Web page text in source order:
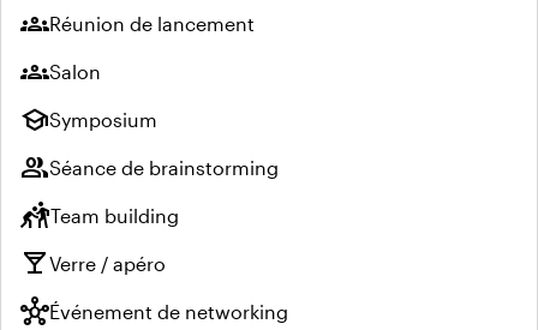
groupsRéunion de lancement
groupsSalon
schoolSymposium
groupSéance de brainstorming
sports_kabaddiTeam building
local_barVerre / apéro
hubÉvénement de networking